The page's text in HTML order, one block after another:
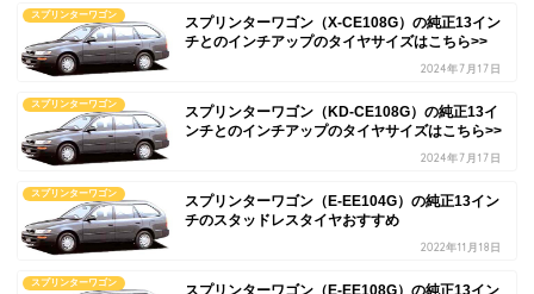
スプリンターワゴン
スプリンターワゴン（X-CE108G）の純正13イン
チとのインチアップのタイヤサイズはこちら>>
2024年7月17日
スプリンターワゴン
スプリンターワゴン（KD-CE108G）の純正13イ
ンチとのインチアップのタイヤサイズはこちら>>
2024年7月17日
スプリンターワゴン
スプリンターワゴン（E-EE104G）の純正13イン
チのスタッドレスタイヤおすすめ
2022年11月18日
スプリンターワゴン
スプリンターワゴン（E-EE108G）の純正13イン